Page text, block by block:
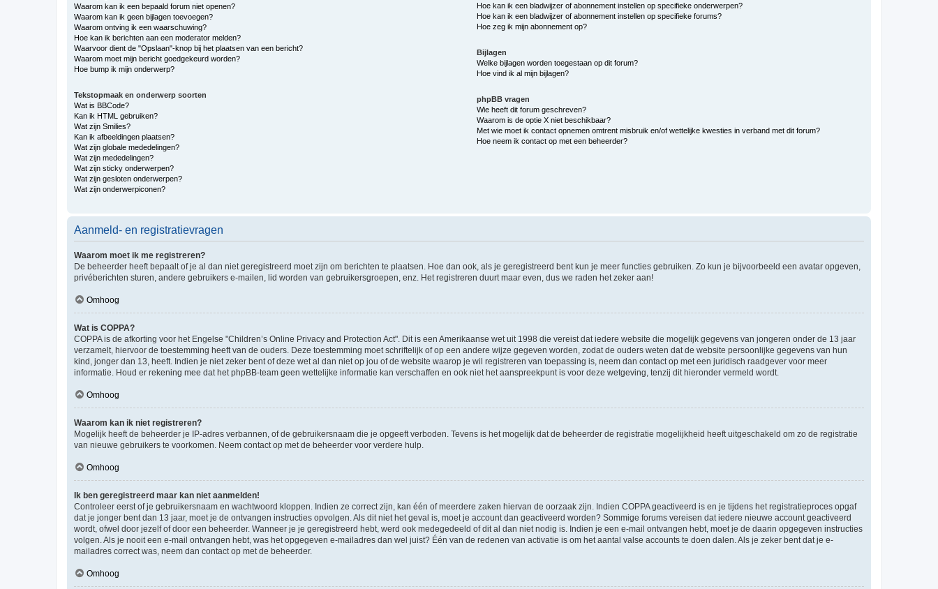
Waarom kan ik een bepaald forum niet openen?
Waarom kan ik geen bijlagen toevoegen?
Waarom ontving ik een waarschuwing?
Hoe kan ik berichten aan een moderator melden?
Waarvoor dient de "Opslaan"-knop bij het plaatsen van een bericht?
Waarom moet mijn bericht goedgekeurd worden?
Hoe bump ik mijn onderwerp?
Tekstopmaak en onderwerp soorten
Wat is BBCode?
Kan ik HTML gebruiken?
Wat zijn Smilies?
Kan ik afbeeldingen plaatsen?
Wat zijn globale mededelingen?
Wat zijn mededelingen?
Wat zijn sticky onderwerpen?
Wat zijn gesloten onderwerpen?
Wat zijn onderwerpiconen?
Hoe kan ik een bladwijzer of abonnement instellen op specifieke onderwerpen?
Hoe kan ik een bladwijzer of abonnement instellen op specifieke forums?
Hoe zeg ik mijn abonnement op?
Bijlagen
Welke bijlagen worden toegestaan op dit forum?
Hoe vind ik al mijn bijlagen?
phpBB vragen
Wie heeft dit forum geschreven?
Waarom is de optie X niet beschikbaar?
Met wie moet ik contact opnemen omtrent misbruik en/of wettelijke kwesties in verband met dit forum?
Hoe neem ik contact op met een beheerder?
Aanmeld- en registratievragen
Waarom moet ik me registreren?
De beheerder heeft bepaalt of je al dan niet geregistreerd moet zijn om berichten te plaatsen. Hoe dan ook, als je geregistreerd bent kun je meer functies gebruiken. Zo kun je bijvoorbeeld een avatar opgeven,
privéberichten sturen, andere gebruikers e-mailen, lid worden van gebruikersgroepen, enz. Het registreren duurt maar even, dus we raden het zeker aan!
Omhoog
Wat is COPPA?
COPPA is de afkorting voor het Engelse "Children’s Online Privacy and Protection Act". Dit is een Amerikaanse wet uit 1998 die vereist dat iedere website die mogelijk gegevens van jongeren onder de 13 jaar
verzamelt, hiervoor de toestemming heeft van de ouders. Deze toestemming moet schriftelijk of op een andere wijze gegeven worden, zodat de ouders weten dat de website persoonlijke gegevens van hun
kind, jonger dan 13, heeft. Indien je niet zeker bent of deze wet al dan niet op jou of de website waarop je wil registreren van toepassing is, neem dan contact op met een juridisch raadgever voor meer
informatie. Houd er rekening mee dat het phpBB-team geen wettelijke informatie kan verschaffen en ook niet het aanspreekpunt is voor deze wetgeving, tenzij dit hieronder vermeld wordt.
Omhoog
Waarom kan ik niet registreren?
Mogelijk heeft de beheerder je IP-adres verbannen, of de gebruikersnaam die je opgeeft verboden. Tevens is het mogelijk dat de beheerder de registratie mogelijkheid heeft uitgeschakeld om zo de registratie
van nieuwe gebruikers te voorkomen. Neem contact op met de beheerder voor verdere hulp.
Omhoog
Ik ben geregistreerd maar kan niet aanmelden!
Controleer eerst of je gebruikersnaam en wachtwoord kloppen. Indien ze correct zijn, kan één of meerdere zaken hiervan de oorzaak zijn. Indien COPPA geactiveerd is en je tijdens het registratieproces opgaf
dat je jonger bent dan 13 jaar, moet je de ontvangen instructies opvolgen. Als dit niet het geval is, moet je account dan geactiveerd worden? Sommige forums vereisen dat iedere nieuwe account geactiveerd
wordt, ofwel door jezelf of door een beheerder. Wanneer je je geregistreerd hebt, werd ook medegedeeld of dit al dan niet nodig is. Indien je een e-mail ontvangen hebt, moet je de daarin opgegeven instructies
volgen. Als je nooit een e-mail ontvangen hebt, was het opgegeven e-mailadres dan wel juist? Één van de redenen van activatie is om het aantal valse accounts te doen dalen. Als je zeker bent dat je e-
mailadres correct was, neem dan contact op met de beheerder.
Omhoog